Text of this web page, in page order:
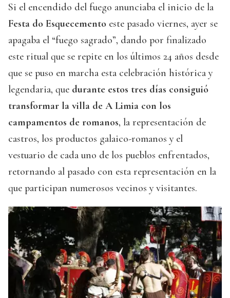
Si el encendido del fuego anunciaba el inicio de la
Festa do Esquecemento este pasado viernes, ayer se
apagaba el “fuego sagrado”, dando por finalizado
este ritual que se repite en los últimos 24 años desde
que se puso en marcha esta celebración histórica y
legendaria, que durante estos tres días consiguió
transformar la villa de A Limia con los
campamentos de romanos, la representación de
castros, los productos galaico-romanos y el
vestuario de cada uno de los pueblos enfrentados,
retornando al pasado con esta representación en la
que participan numerosos vecinos y visitantes.